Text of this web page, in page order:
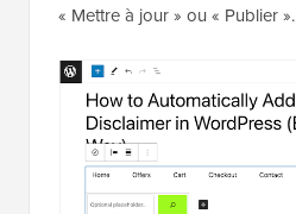
« Mettre à jour » ou « Publier ».